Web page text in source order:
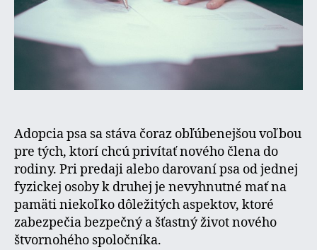
Adopcia psa sa stáva čoraz obľúbenejšou voľbou
pre tých, ktorí chcú privítať nového člena do
rodiny. Pri predaji alebo darovaní psa od jednej
fyzickej osoby k druhej je nevyhnutné mať na
pamäti niekoľko dôležitých aspektov, ktoré
zabezpečia bezpečný a šťastný život nového
štvornohého spoločníka.